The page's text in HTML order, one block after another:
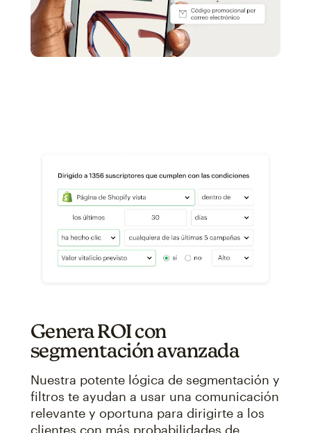
Genera ROI con
segmentación avanzada
Nuestra potente lógica de segmentación y
filtros te ayudan a usar una comunicación
relevante y oportuna para dirigirte a los
clientes con más probabilidades de